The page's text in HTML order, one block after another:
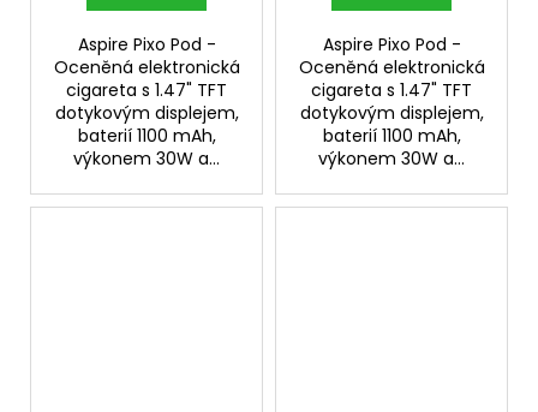
Aspire Pixo Pod -
Oceněná elektronická
cigareta s 1.47" TFT
dotykovým displejem,
baterií 1100 mAh,
výkonem 30W a...
Aspire Pixo Pod -
Oceněná elektronická
cigareta s 1.47" TFT
dotykovým displejem,
baterií 1100 mAh,
výkonem 30W a...